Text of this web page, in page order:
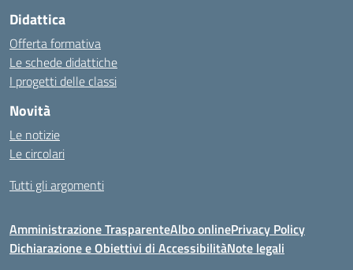
Didattica
Offerta formativa
Le schede didattiche
I progetti delle classi
Novità
Le notizie
Le circolari
Tutti gli argomenti
Amministrazione TrasparenteAlbo onlinePrivacy Policy
Dichiarazione e Obiettivi di AccessibilitàNote legali